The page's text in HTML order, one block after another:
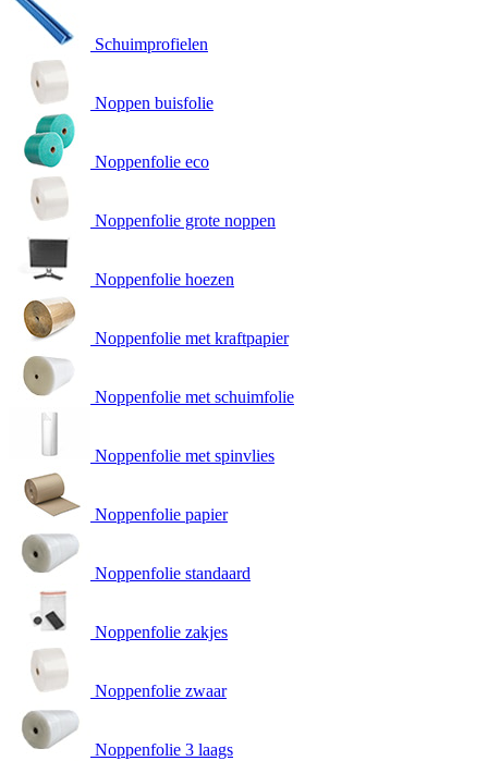
Schuimprofielen
Noppen buisfolie
Noppenfolie eco
Noppenfolie grote noppen
Noppenfolie hoezen
Noppenfolie met kraftpapier
Noppenfolie met schuimfolie
Noppenfolie met spinvlies
Noppenfolie papier
Noppenfolie standaard
Noppenfolie zakjes
Noppenfolie zwaar
Noppenfolie 3 laags